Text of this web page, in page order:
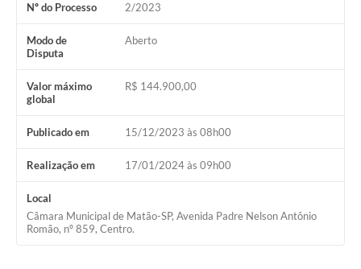
Nº do Processo 2/2023
Modo de
Disputa
Aberto
Valor máximo
global
R$ 144.900,00
Publicado em 15/12/2023 às 08h00
Realização em 17/01/2024 às 09h00
Local
Câmara Municipal de Matão-SP, Avenida Padre Nelson Antônio
Romão, nº 859, Centro.